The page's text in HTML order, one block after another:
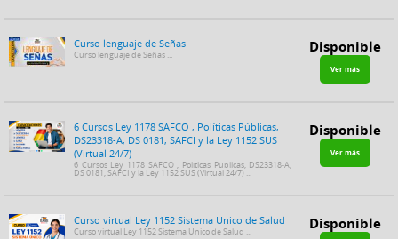
Curso lenguaje de Señas
Curso lenguaje de Señas ... Disponible
Ver más
6 Cursos Ley 1178 SAFCO , Políticas Públicas,
DS23318-A, DS 0181, SAFCI y la Ley 1152 SUS
(Virtual 24/7)
6 Cursos Ley 1178 SAFCO , Políticas Públicas, DS23318-A,
DS 0181, SAFCI y la Ley 1152 SUS (Virtual 24/7) ...
Disponible
Ver más
Curso virtual Ley 1152 Sistema Unico de Salud
Curso virtual Ley 1152 Sistema Unico de Salud ... Disponible